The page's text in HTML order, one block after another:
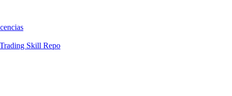
Trading Skill Repo